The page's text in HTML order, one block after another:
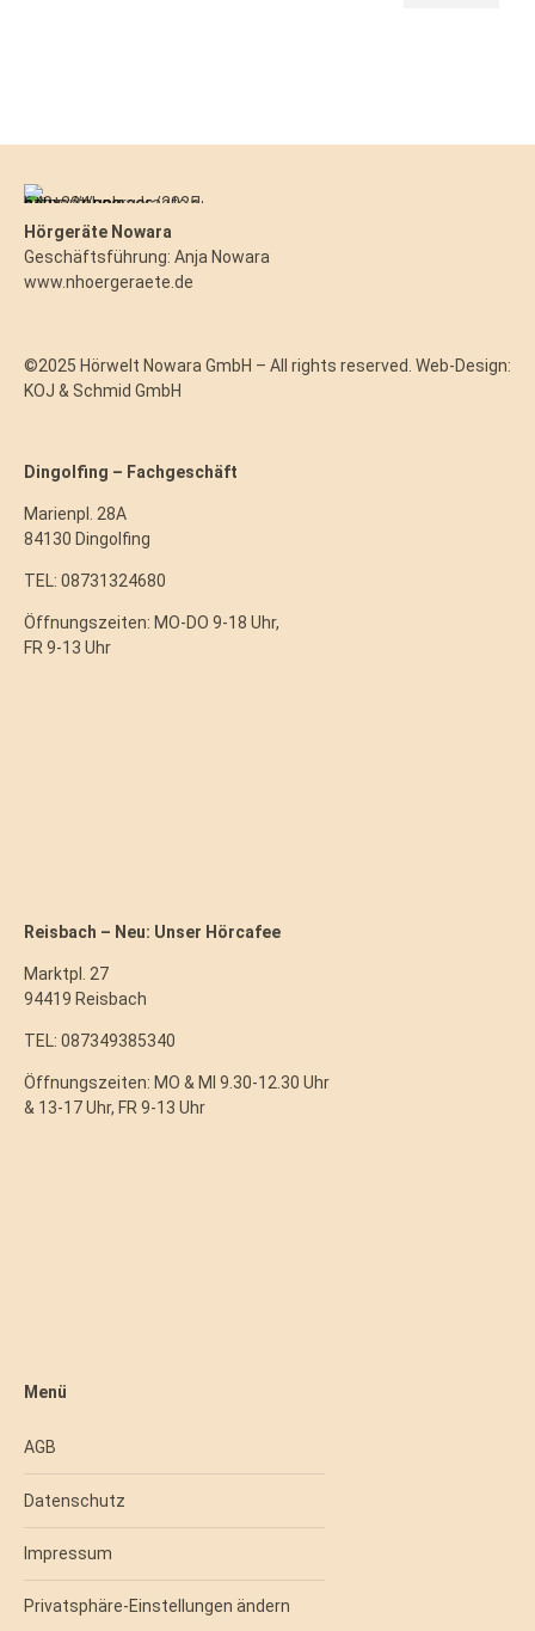
Hörgeräte Nowara
Geschäftsführung: Anja Nowara
www.nhoergeraete.de
©2025 Hörwelt Nowara GmbH – All rights reserved. Web-Design:
KOJ & Schmid GmbH
Dingolfing – Fachgeschäft
Marienpl. 28A
84130 Dingolfing
TEL: 08731324680
Öffnungszeiten: MO-DO 9-18 Uhr,
FR 9-13 Uhr
Reisbach – Neu: Unser Hörcafee
Marktpl. 27
94419 Reisbach
TEL: 087349385340
Öffnungszeiten: MO & MI 9.30-12.30 Uhr
& 13-17 Uhr, FR 9-13 Uhr
Menü
AGB
Datenschutz
Impressum
Privatsphäre-Einstellungen ändern